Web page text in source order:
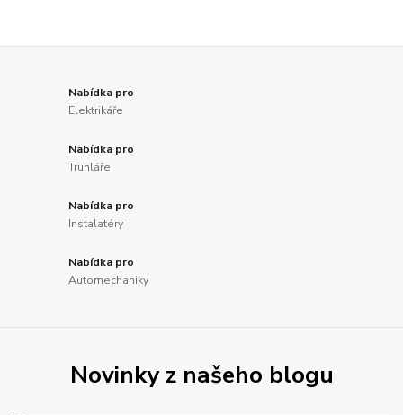
Nabídka pro
Elektrikáře
Nabídka pro
Truhláře
Nabídka pro
Instalatéry
Nabídka pro
Automechaniky
Novinky z našeho blogu